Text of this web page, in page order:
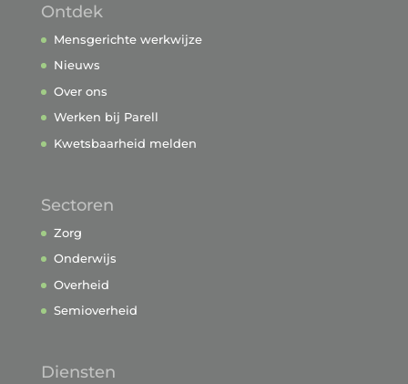
Ontdek
Mensgerichte werkwijze
Nieuws
Over ons
Werken bij Parell
Kwetsbaarheid melden
Sectoren
Zorg
Onderwijs
Overheid
Semioverheid
Diensten